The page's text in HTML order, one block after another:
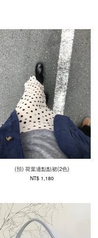
(預) 荷葉邊點點裙(2色)
NT$ 1,180